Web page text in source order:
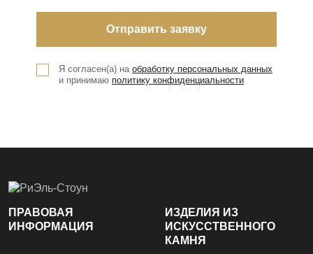
Я согласен(а) на обработку персональных данных
и принимаю политику конфиденциальности
ПРАВОВАЯ
ИНФОРМАЦИЯ
ИЗДЕЛИЯ ИЗ
ИСКУССТВЕННОГО
КАМНЯ